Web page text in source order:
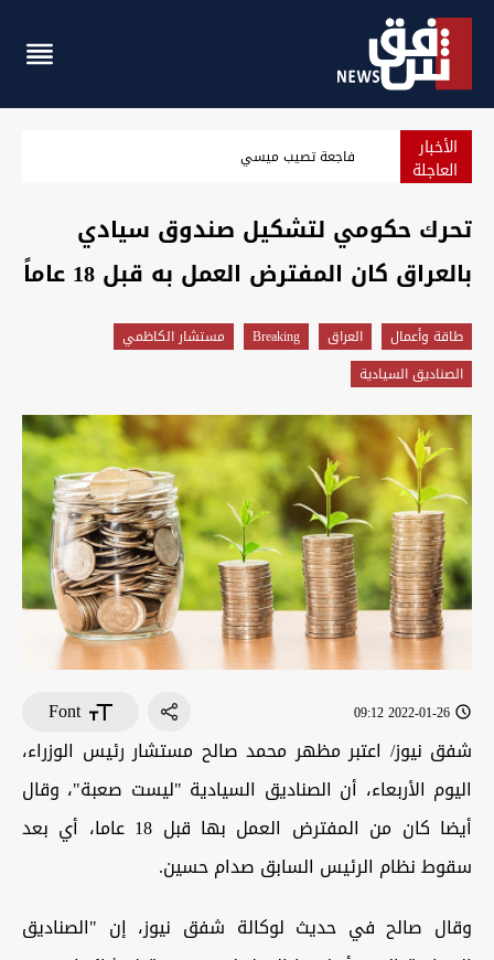
الأخبار
العاجلة الزيدي يدعو ماكرون لزيارة العراق ويبحث معه شراكة اقتصادية
تحرك حكومي لتشكيل صندوق سيادي
بالعراق كان المفترض العمل به قبل 18 عاماً
طاقة وأعمال العراق Breaking
مستشار الكاظمي
الصناديق السيادية
2022-01-26 09:12
Font
شفق نيوز/ اعتبر مظهر محمد صالح مستشار رئيس الوزراء،
اليوم الأربعاء، أن الصناديق السيادية "ليست صعبة"، وقال
أيضا كان من المفترض العمل بها قبل 18 عاما، أي بعد
سقوط نظام الرئيس السابق صدام حسين.
وقال صالح في حديث لوكالة شفق نيوز، إن "الصناديق